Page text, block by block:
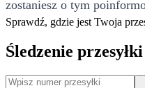
zostaniesz o tym
Sprawdź, gdzie jest Twoja
Śledzenie przesyłki